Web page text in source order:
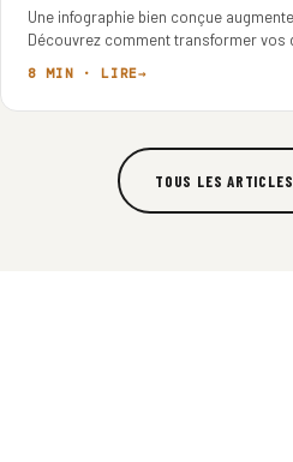
Une infographie bien conçue
Découvrez comment transformer vos
8 MIN · LIRE
TOUS LES